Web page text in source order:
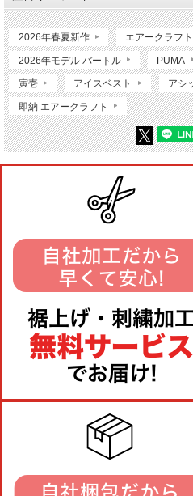
2026年春夏新作 エアークラフト
2026年モデル バートル PUMA
寅壱 アイスベスト アシ
即納 エアークラフト